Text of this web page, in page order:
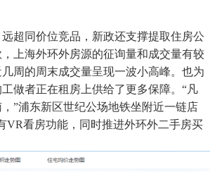
同价位竞品，新政还支撑提取住房公
上海外环外房源的征询量和成交量有较
周的周末成交量呈现一波小高峰。也为
做者正在租房上供给了更多保障。“凡
”浦东新区世纪公场地铁坐附近一链店
VR看房功能，同时推进外环外二手房买